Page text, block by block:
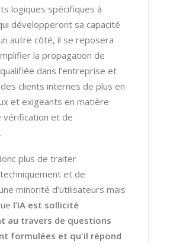
logiques spécifiques à
développeront sa capacité
autre côté, il se reposera
la propagation de
dans l’entreprise et
clients internes de plus en
et exigeants en matière
vérification et de
plus de traiter
et de
minorité d’utilisateurs mais
l’IA est sollicité
au travers de questions
formulées et qu'il répond